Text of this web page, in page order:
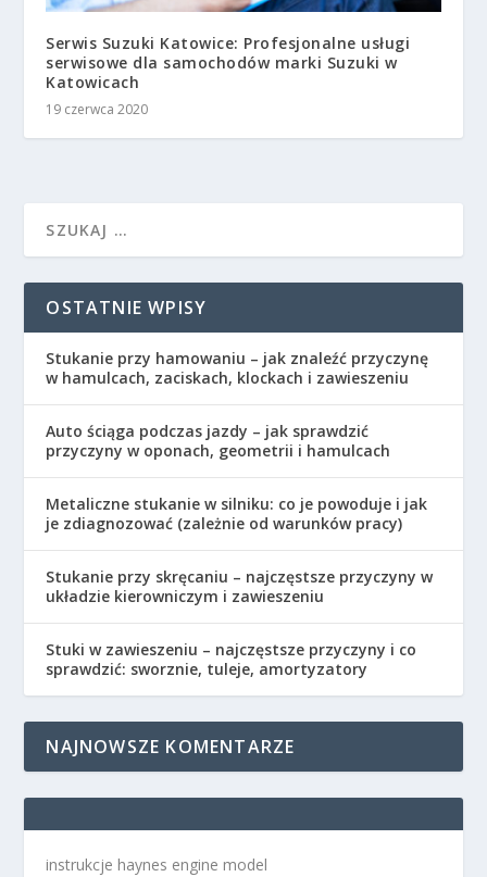
Serwis Suzuki Katowice: Profesjonalne usługi
serwisowe dla samochodów marki Suzuki w
Katowicach
19 czerwca 2020
OSTATNIE WPISY
Stukanie przy hamowaniu – jak znaleźć przyczynę
w hamulcach, zaciskach, klockach i zawieszeniu
Auto ściąga podczas jazdy – jak sprawdzić
przyczyny w oponach, geometrii i hamulcach
Metaliczne stukanie w silniku: co je powoduje i jak
je zdiagnozować (zależnie od warunków pracy)
Stukanie przy skręcaniu – najczęstsze przyczyny w
układzie kierowniczym i zawieszeniu
Stuki w zawieszeniu – najczęstsze przyczyny i co
sprawdzić: sworznie, tuleje, amortyzatory
NAJNOWSZE KOMENTARZE
instrukcje haynes engine model